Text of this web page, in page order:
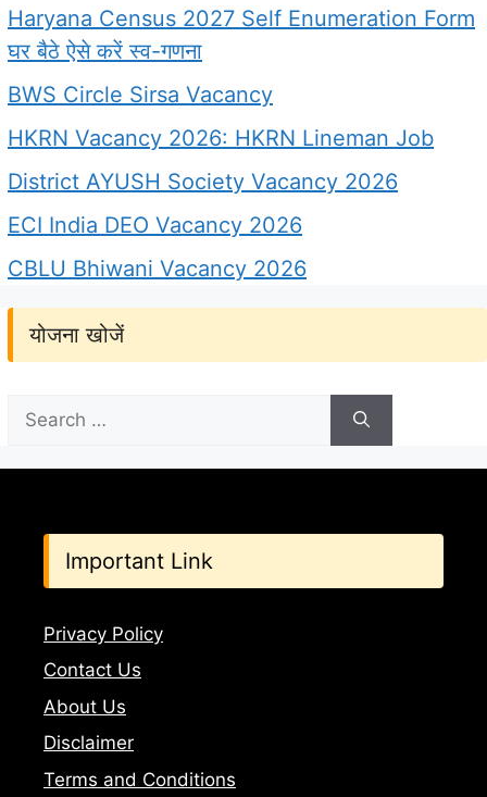
Haryana Census 2027 Self Enumeration Form
घर बैठे ऐसे करें स्व-गणना
BWS Circle Sirsa Vacancy
HKRN Vacancy 2026: HKRN Lineman Job
District AYUSH Society Vacancy 2026
ECI India DEO Vacancy 2026
CBLU Bhiwani Vacancy 2026
योजना खोजें
for:
Important Link
Privacy Policy
Contact Us
About Us
Disclaimer
Terms and Conditions